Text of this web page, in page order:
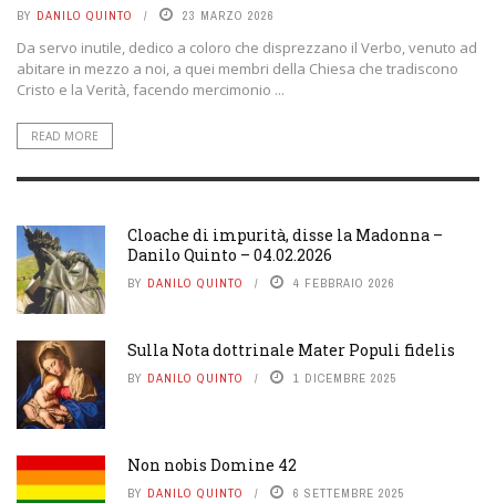
BY DANILO QUINTO 23 MARZO 2026
Da servo inutile, dedico a coloro che disprezzano il Verbo, venuto ad
abitare in mezzo a noi, a quei membri della Chiesa che tradiscono
Cristo e la Verità, facendo mercimonio ...
READ MORE
Cloache di impurità, disse la Madonna –
Danilo Quinto – 04.02.2026
BY DANILO QUINTO 4 FEBBRAIO 2026
Sulla Nota dottrinale Mater Populi fidelis
BY DANILO QUINTO 1 DICEMBRE 2025
Non nobis Domine 42
BY DANILO QUINTO 6 SETTEMBRE 2025